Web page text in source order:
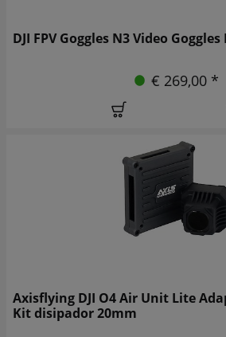
DJI FPV Goggles N3 Video Goggles
€ 269,00 *
Axisflying DJI O4 Air Unit Lite
Kit disipador 20mm